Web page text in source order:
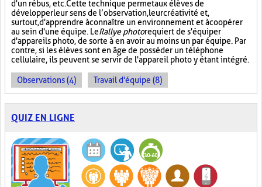
d'un rébus, etc. Cette technique permet aux élèves de
développer leur sens de l’observation, leur créativité et,
surtout, d'apprendre à connaître un environnement et à coopérer
au sein d'une équipe. LeRallye photorequiert de s'équiper
d'appareils photo, de sorte à en avoir au moins un par équipe. Par
contre, si les élèves sont en âge de posséder un téléphone
cellulaire, ils peuvent se servir de l'appareil photo y étant intégré.
Observations (4) Travail d'équipe (8)
QUIZ EN LIGNE